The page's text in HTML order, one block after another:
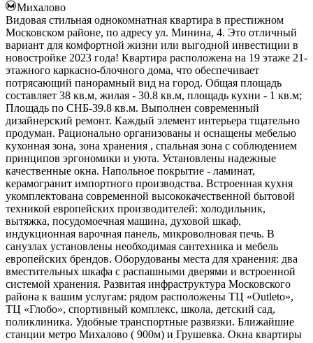
Михалово
Видовая стильная однокомнатная квартира в престижном
Московском районе, по адресу ул. Минина, 4. Это отличный
вариант для комфортной жизни или выгодной инвестиции в
новостройке 2023 года! Квартира расположена на 19 этаже 21-
этажного каркасно-блочного дома, что обеспечивает
потрясающий панорамный вид на город. Общая площадь
составляет 38 кв.м, жилая - 30.8 кв.м, площадь кухни - 1 кв.м;
Площадь по СНБ-39.8 кв.м. Выполнен современный
дизайнерский ремонт. Каждый элемент интерьера тщательно
продуман. Рационально организованы и оснащены мебелью
кухонная зона, зона хранения , спальная зона с соблюдением
принципов эргономики и уюта. Установлены надежные
качественные окна. Напольное покрытие - ламинат,
керамогранит импортного производства. Встроенная кухня
укомплектована современной высококачественной бытовой
техникой европейских производителей: холодильник,
вытяжка, посудомоечная машина, духовой шкаф,
индукционная варочная панель, микроволновая печь. В
санузлах установлены необходимая сантехника и мебель
европейских брендов. Оборудованы места для хранения: два
вместительных шкафа с распашными дверями и встроенной
системой хранения. Развитая инфраструктура Московского
района к вашим услугам: рядом расположены ТЦ «Outleto»,
ТЦ «Глобо», спортивный комплекс, школа, детский сад,
поликлиника. Удобные транспортные развязки. Ближайшие
станции метро Михалово ( 900м) и Грушевка. Окна квартиры